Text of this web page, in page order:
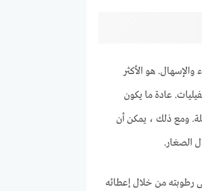
هو الأكثر
عادة ما يكون
ومع ذلك ، يمكن أن
الصغار.
رطوبته من خلال إعطائه